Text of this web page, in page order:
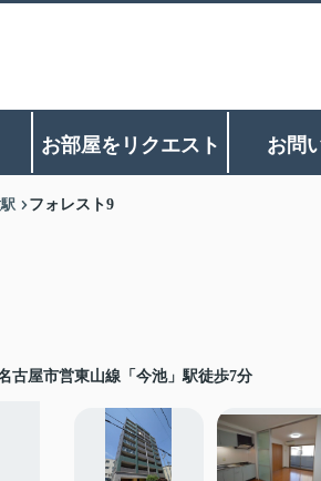
お部屋をリクエスト お問
フォレスト9
古屋市営東山線「今池」駅徒歩7分